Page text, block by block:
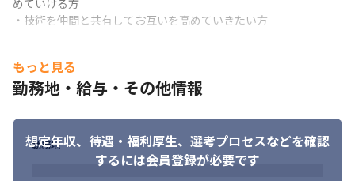
React.js/TypeScript/Java(Spring)/AWS/Swift/Kotlin
・エンジニア経験2年0ヶ月
〈キャリアパス〉
スに合わせて、業務内容や事業部を越えた挑戦や、新規事業のプ
ロジェクトリーダーやプロジェクトマネージャーなど、幅広いキ
ャリアをご用意しています。
めていける方
・技術を仲間と共有してお互いを高めていきたい方
もっと見る
勤務地・給与・その他情報
想定年収、待遇・福利厚生、 選考プロセスなどを確認
するには会員登録が必要です
勤務地